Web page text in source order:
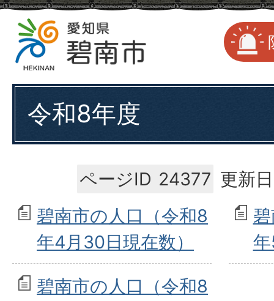
令和8年度
ページID 24377 更新
碧南市の人口（令和8
年4月30日現在数）
碧南市の人口（令和8